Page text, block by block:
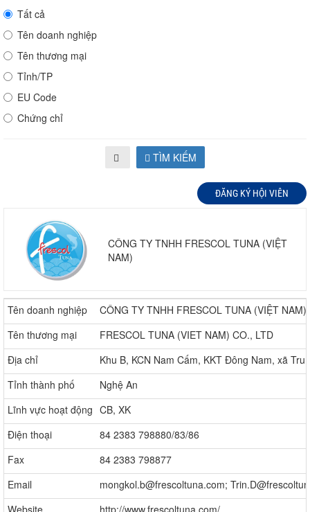
Tất cả
Tên doanh nghiệp
Tên thương mại
Tỉnh/TP
EU Code
Chứng chỉ
TÌM KIẾM
ĐĂNG KÝ HỘI VIÊN
CÔNG TY TNHH FRESCOL TUNA (VIỆT
NAM)
Tên doanh nghiệp
CÔNG TY TNHH FRESCOL TUNA (VIỆT NAM)
Tên thương mại
FRESCOL TUNA (VIET NAM) CO., LTD
Địa chỉ
Khu B, KCN Nam Cấm, KKT Đông Nam, xã
Tỉnh thành phố
Nghệ An
Lĩnh vực hoạt động CB, XK
Điện thoại
84 2383 798880/83/86
Fax
84 2383 798877
Email
mongkol.b@frescoltuna.com;
Website
http://www.frescoltuna.com/